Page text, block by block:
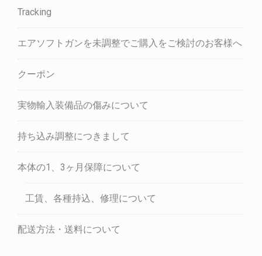
Tracking
エアソフトガンを未調整でご購入をご検討のお客様へ
クーポン
実物輸入装備品の傷みについて
持ち込み調整につきまして
本体の1、3ヶ月保障について
工賃、各種持込、修理について
配送方法・送料について